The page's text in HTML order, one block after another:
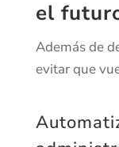
el
Además de
evitar que